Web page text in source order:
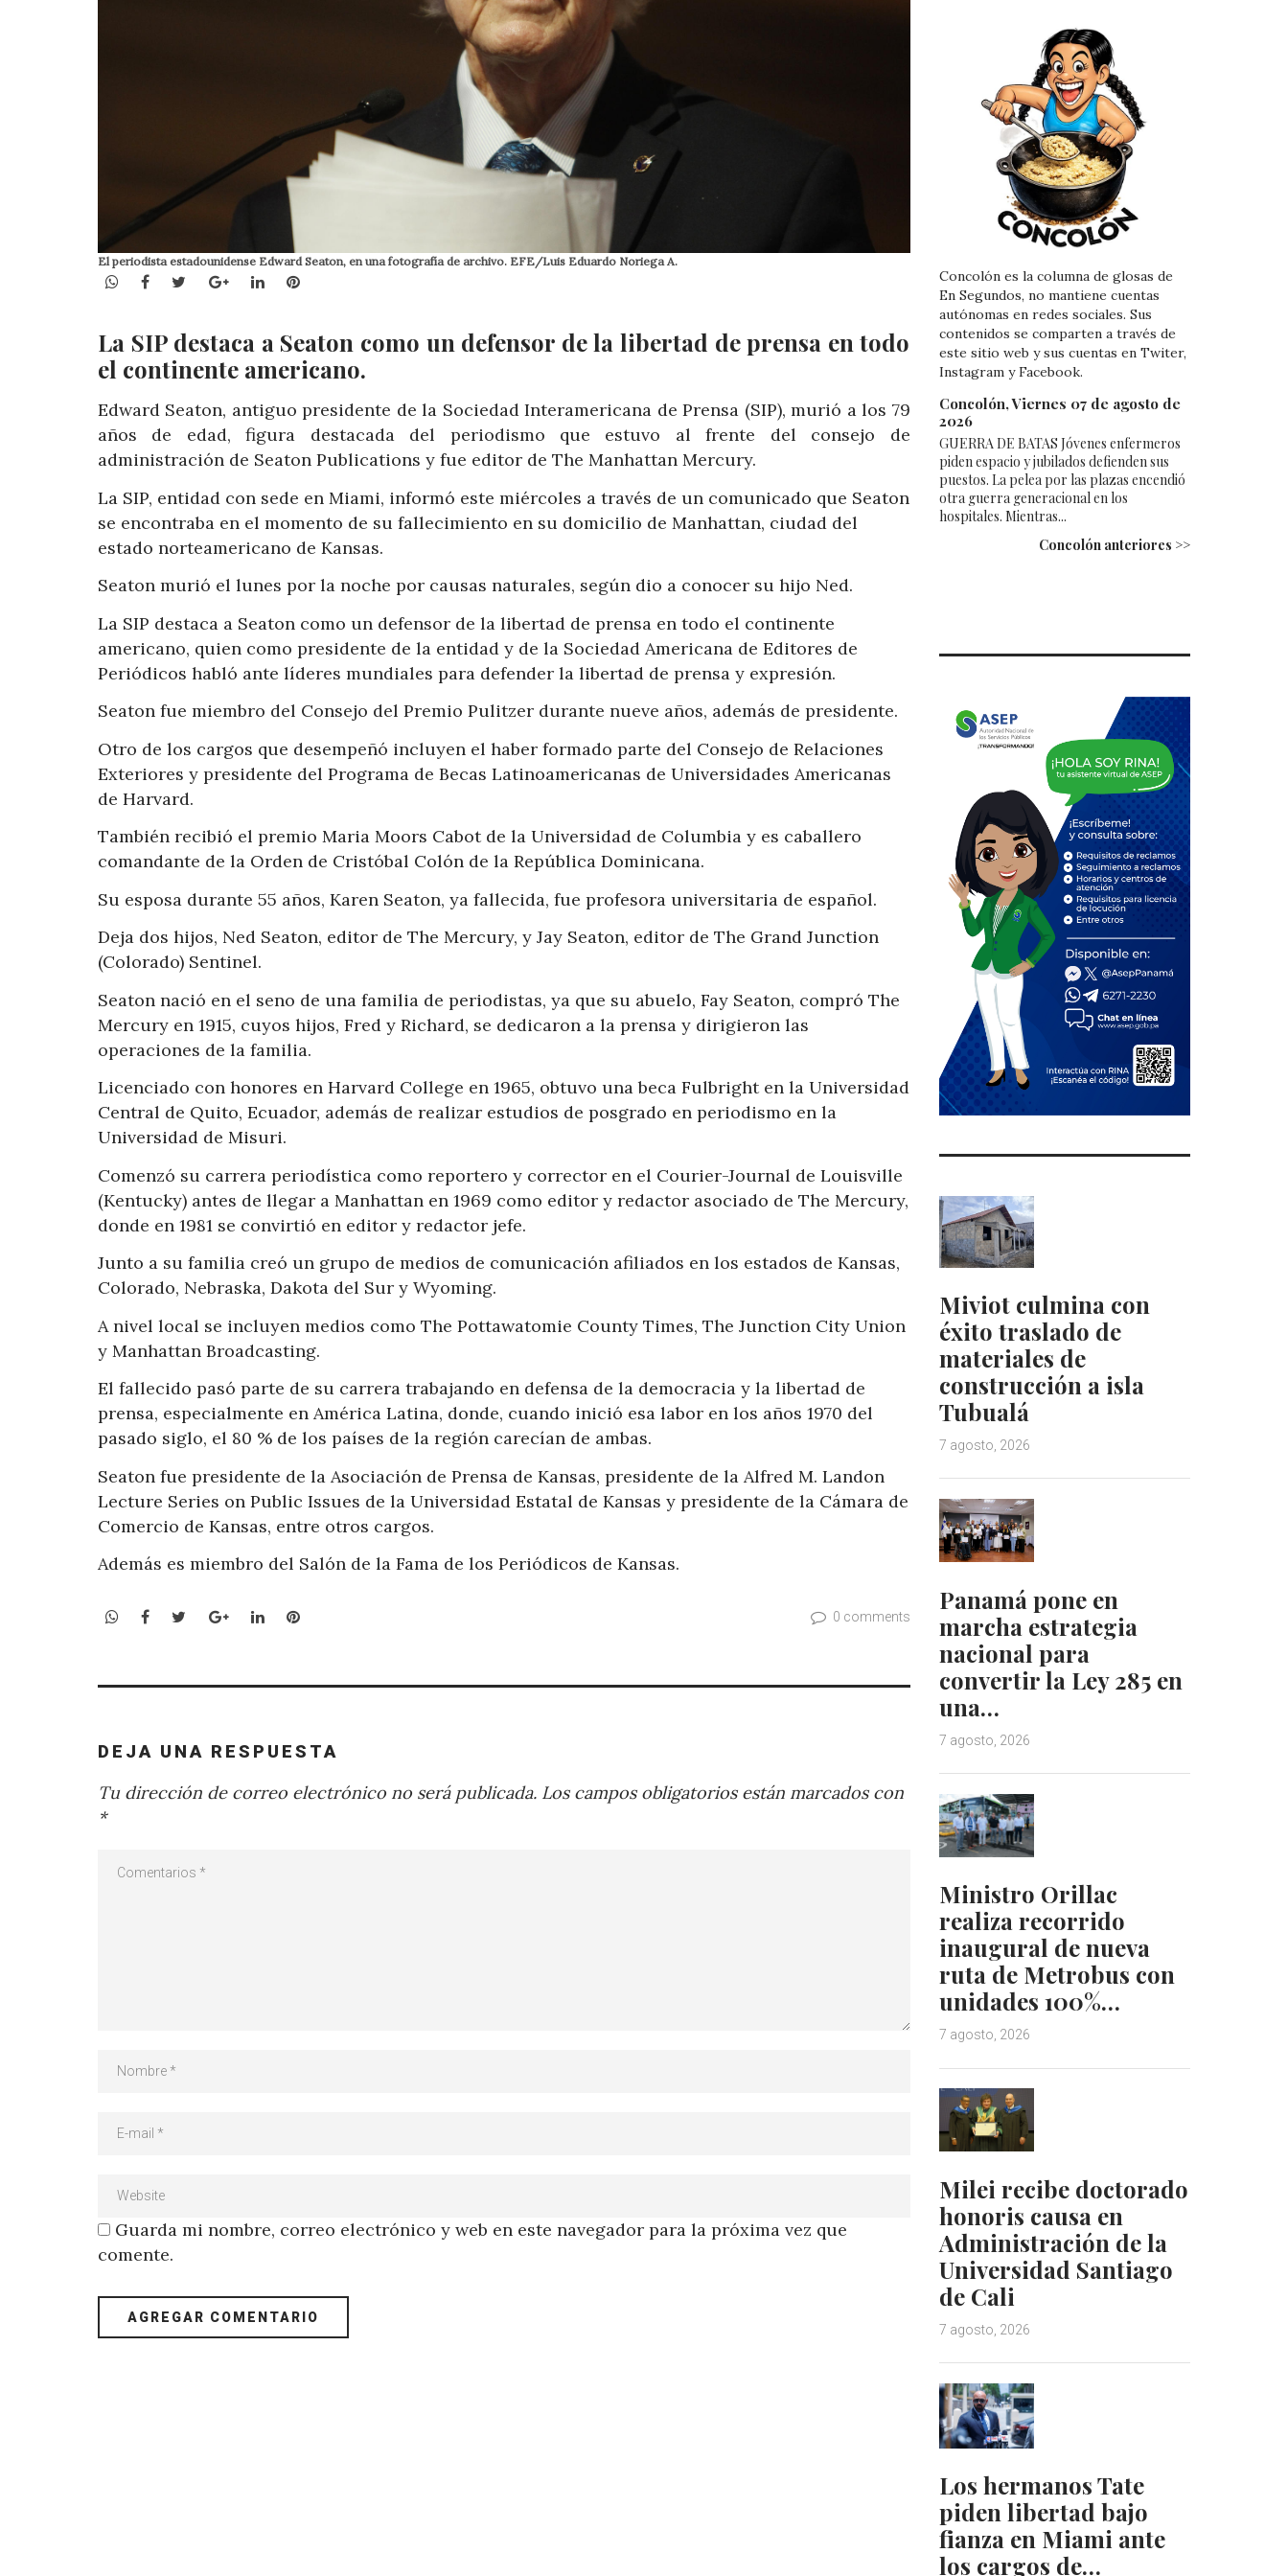
El periodista estadounidense Edward Seaton, en una fotografía de archivo. EFE/Luis Eduardo Noriega A.
WhatsApp
Facebook
TwitterGoogle+LinkedInPinterest
La SIP destaca a Seaton como un defensor de la libertad de prensa en todo
el continente americano.
Edward Seaton, antiguo presidente de la Sociedad Interamericana de Prensa (SIP), murió a los 79
años de edad, figura destacada del periodismo que estuvo al frente del consejo de
administración de Seaton Publications y fue editor de The Manhattan Mercury.
La SIP, entidad con sede en Miami, informó este miércoles a través de un comunicado que Seaton
se encontraba en el momento de su fallecimiento en su domicilio de Manhattan, ciudad del
estado norteamericano de Kansas.
Seaton murió el lunes por la noche por causas naturales, según dio a conocer su hijo Ned.
La SIP destaca a Seaton como un defensor de la libertad de prensa en todo el continente
americano, quien como presidente de la entidad y de la Sociedad Americana de Editores de
Periódicos habló ante líderes mundiales para defender la libertad de prensa y expresión.
Seaton fue miembro del Consejo del Premio Pulitzer durante nueve años, además de presidente.
Otro de los cargos que desempeñó incluyen el haber formado parte del Consejo de Relaciones
Exteriores y presidente del Programa de Becas Latinoamericanas de Universidades Americanas
de Harvard.
También recibió el premio Maria Moors Cabot de la Universidad de Columbia y es caballero
comandante de la Orden de Cristóbal Colón de la República Dominicana.
Su esposa durante 55 años, Karen Seaton, ya fallecida, fue profesora universitaria de español.
Deja dos hijos, Ned Seaton, editor de The Mercury, y Jay Seaton, editor de The Grand Junction
(Colorado) Sentinel.
Seaton nació en el seno de una familia de periodistas, ya que su abuelo, Fay Seaton, compró The
Mercury en 1915, cuyos hijos, Fred y Richard, se dedicaron a la prensa y dirigieron las
operaciones de la familia.
Licenciado con honores en Harvard College en 1965, obtuvo una beca Fulbright en la Universidad
Central de Quito, Ecuador, además de realizar estudios de posgrado en periodismo en la
Universidad de Misuri.
Comenzó su carrera periodística como reportero y corrector en el Courier-Journal de Louisville
(Kentucky) antes de llegar a Manhattan en 1969 como editor y redactor asociado de The Mercury,
donde en 1981 se convirtió en editor y redactor jefe.
Junto a su familia creó un grupo de medios de comunicación afiliados en los estados de Kansas,
Colorado, Nebraska, Dakota del Sur y Wyoming.
A nivel local se incluyen medios como The Pottawatomie County Times, The Junction City Union
y Manhattan Broadcasting.
El fallecido pasó parte de su carrera trabajando en defensa de la democracia y la libertad de
prensa, especialmente en América Latina, donde, cuando inició esa labor en los años 1970 del
pasado siglo, el 80 % de los países de la región carecían de ambas.
Seaton fue presidente de la Asociación de Prensa de Kansas, presidente de la Alfred M. Landon
Lecture Series on Public Issues de la Universidad Estatal de Kansas y presidente de la Cámara de
Comercio de Kansas, entre otros cargos.
Además es miembro del Salón de la Fama de los Periódicos de Kansas.
WhatsApp
Facebook
TwitterGoogle+LinkedInPinterest 0 comments
DEJA UNA RESPUESTA
Tu dirección de correo electrónico no será publicada. Los campos obligatorios están marcados con
*
Guarda mi nombre, correo electrónico y web en este navegador para la próxima vez que
comente.
Concolón es la columna de glosas de
En Segundos, no mantiene cuentas
autónomas en redes sociales. Sus
contenidos se comparten a través de
este sitio web y sus cuentas en Twiter,
Instagram y Facebook.
Concolón, Viernes 07 de agosto de
2026
GUERRA DE BATAS Jóvenes enfermeros
piden espacio y jubilados defienden sus
puestos. La pelea por las plazas encendió
otra guerra generacional en los
hospitales. Mientras...
Concolón anteriores >>
Miviot culmina con
éxito traslado de
materiales de
construcción a isla
Tubualá
7 agosto, 2026
Panamá pone en
marcha estrategia
nacional para
convertir la Ley 285 en
una…
7 agosto, 2026
Ministro Orillac
realiza recorrido
inaugural de nueva
ruta de Metrobus con
unidades 100%…
7 agosto, 2026
Milei recibe doctorado
honoris causa en
Administración de la
Universidad Santiago
de Cali
7 agosto, 2026
Los hermanos Tate
piden libertad bajo
fianza en Miami ante
los cargos de…